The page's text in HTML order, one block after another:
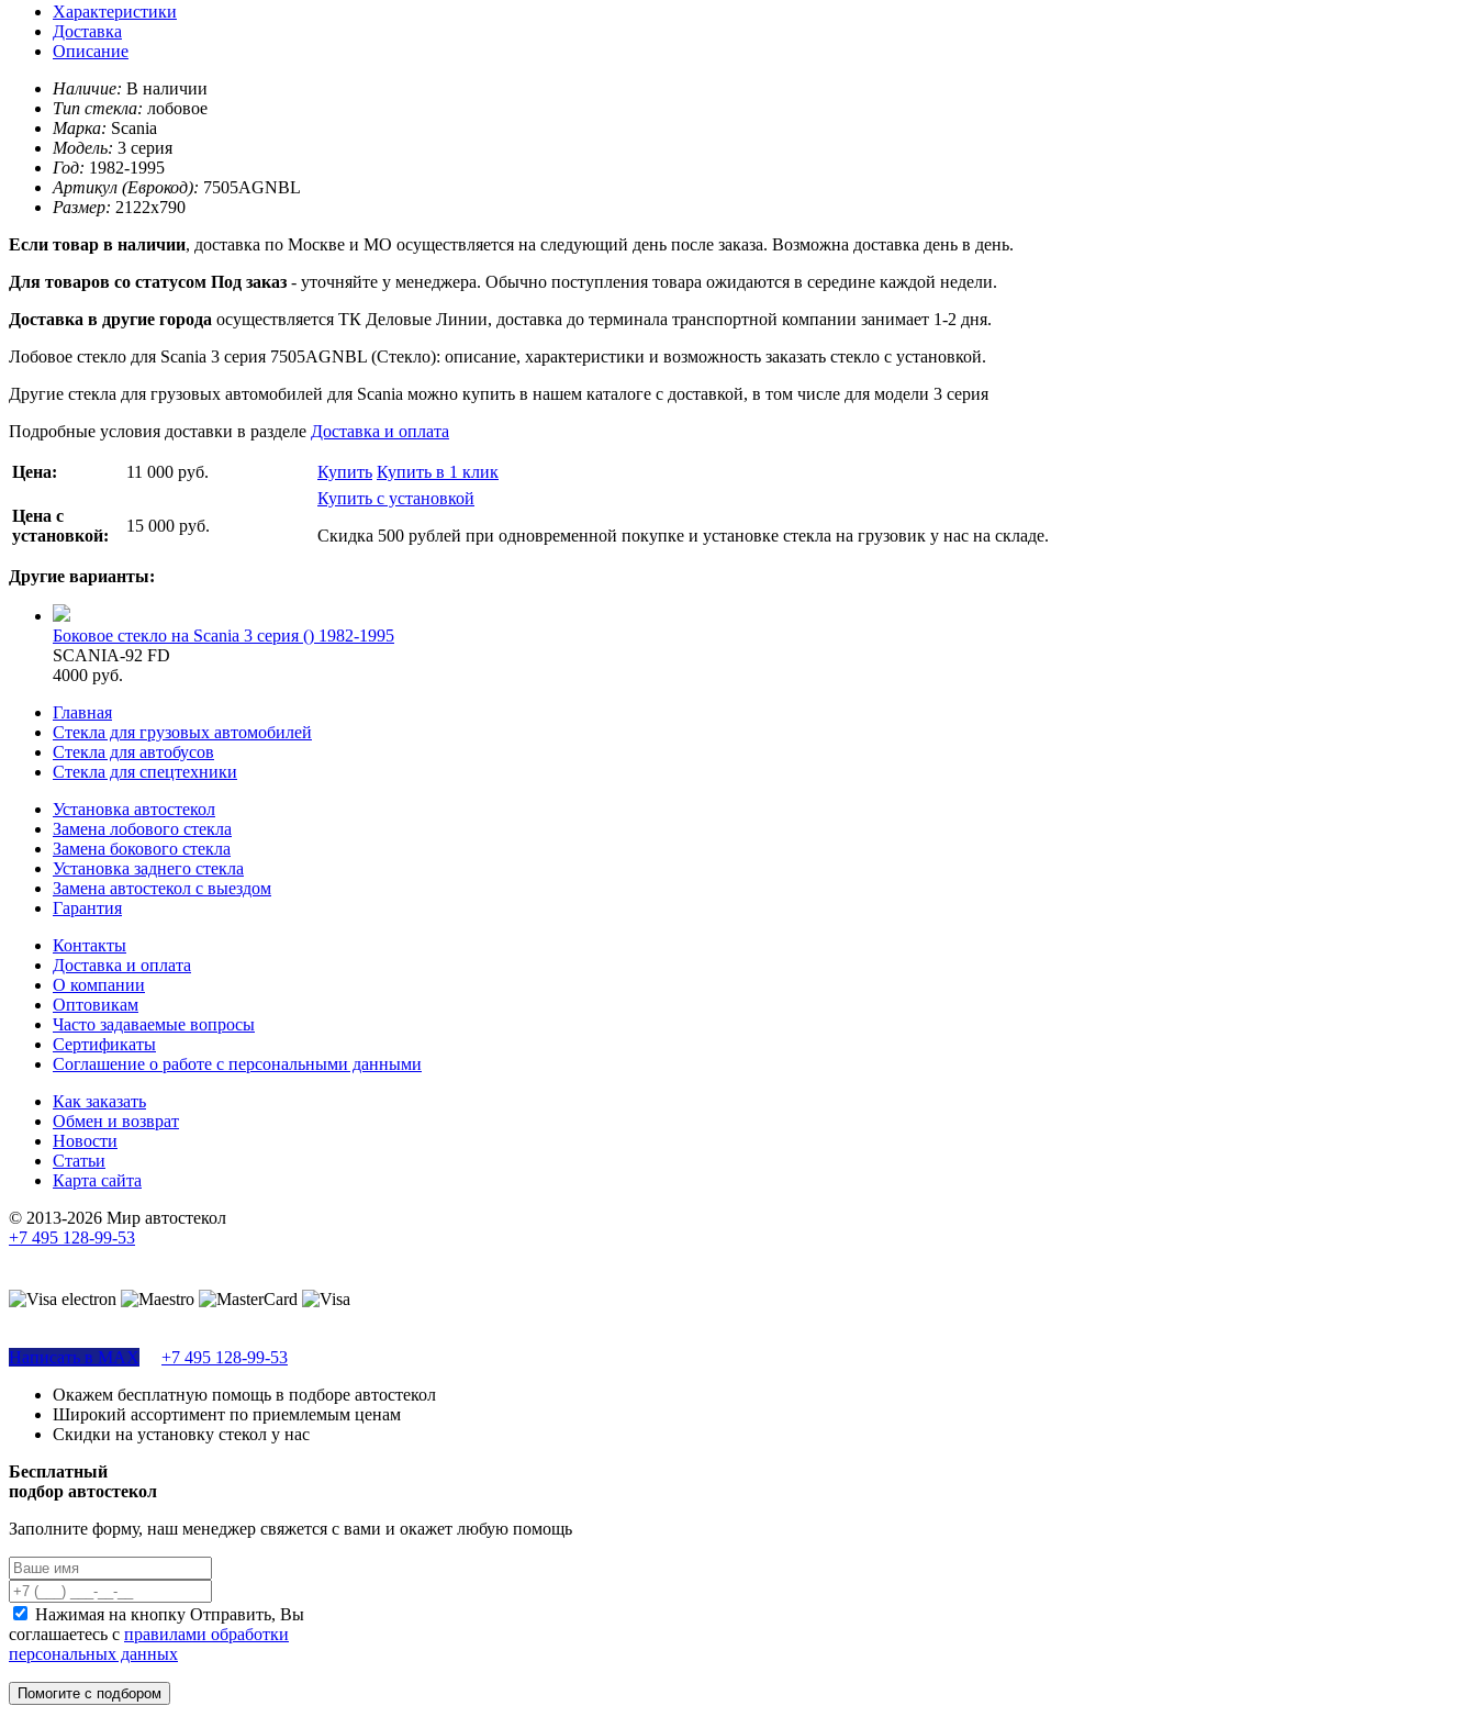
Характеристики
Доставка
Описание
Наличие: В наличии
Тип стекла: лобовое
Марка: Scania
Модель: 3 серия
Год: 1982-1995
Артикул (Еврокод): 7505AGNBL
Размер: 2122x790
Если товар в наличии, доставка по Москве и МО осуществляется на следующий день после заказа. Возможна доставка день в день.
Для товаров со статусом Под заказ - уточняйте у менеджера. Обычно поступления товара ожидаются в середине каждой недели.
Доставка в другие города осуществляется ТК Деловые Линии, доставка до терминала транспортной компании занимает 1-2 дня.
Лобовое стекло для Scania 3 серия 7505AGNBL (Стекло): описание, характеристики и возможность заказать стекло с установкой.
Другие стекла для грузовых автомобилей для Scania можно купить в нашем каталоге с доставкой, в том числе для модели 3 серия
Подробные условия доставки в разделе Доставка и оплата
Цена: 11 000 руб. Купить Купить в 1 клик
Цена с
установкой:
15 000 руб.
Купить с установкой
Скидка 500 рублей при одновременной покупке и установке стекла на грузовик у нас на складе.
Другие варианты:
Боковое стекло на Scania 3 серия () 1982-1995
SCANIA-92 FD
4000 руб.
Главная
Стекла для грузовых автомобилей
Стекла для автобусов
Стекла для спецтехники
Установка автостекол
Замена лобового стекла
Замена бокового стекла
Установка заднего стекла
Замена автостекол с выездом
Гарантия
Контакты
Доставка и оплата
О компании
Оптовикам
Часто задаваемые вопросы
Сертификаты
Соглашение о работе с персональными данными
Как заказать
Обмен и возврат
Новости
Статьи
Карта сайта
© 2013-2026 Мир автостекол
+7 495 128-99-53
Написать в MAX
+7 495 128-99-53
Окажем бесплатную помощь в подборе автостекол
Широкий ассортимент по приемлемым ценам
Скидки на установку стекол у нас
Бесплатный
подбор автостекол
Заполните форму, наш менеджер свяжется с вами и окажет любую помощь
Нажимая на кнопку Отправить, Вы
соглашаетесь с правилами обработки
персональных данных